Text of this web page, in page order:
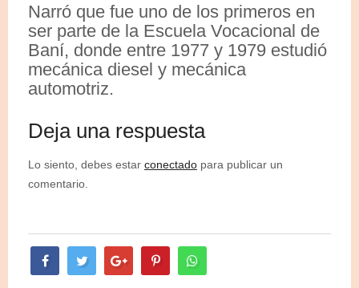
Narró que fue uno de los primeros en
ser parte de la Escuela Vocacional de
Baní, donde entre 1977 y 1979 estudió
mecánica diesel y mecánica
automotriz.
Deja una respuesta
Lo siento, debes estar conectado para publicar un
comentario.